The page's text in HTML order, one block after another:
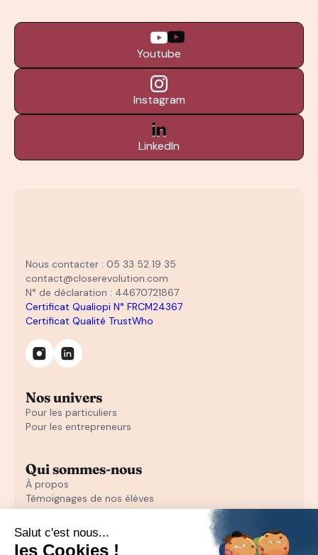
Youtube
Instagram
LinkedIn
Nous contacter : 05 33 52 19 35
contact@closerevolution.com
N° de déclaration : 44670721867
Certificat Qualiopi N° FRCM24367
Certificat Qualité TrustWho
Nos univers
Pour les particuliers
Pour les entrepreneurs
Qui sommes-nous
À propos
Témoignages de nos élèves
Témoignages d'entrepreneurs